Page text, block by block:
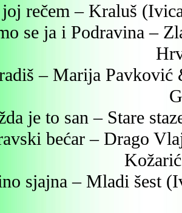
rečem – Kraluš
se ja i Podravina –
– Marija
je to san – Stare
bećar – Drago
sjajna – Mladi šest